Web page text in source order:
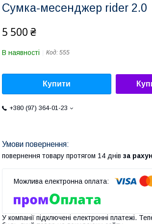
Сумка-месенджер rider 2.0
5 500 ₴
В наявності Код: 555
Купити
+380 (97) 364-01-23
повернення товару протягом 14 днів за
У компанії підключені електронні платежі.